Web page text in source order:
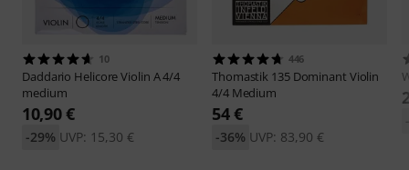
10
Daddario Helicore Violin A 4/4
medium
10,90 €
UVP: 15,30 €
-29%
446
Thomastik 135 Dominant Violin
4/4 Medium
54 €
UVP: 83,90 €
-36%